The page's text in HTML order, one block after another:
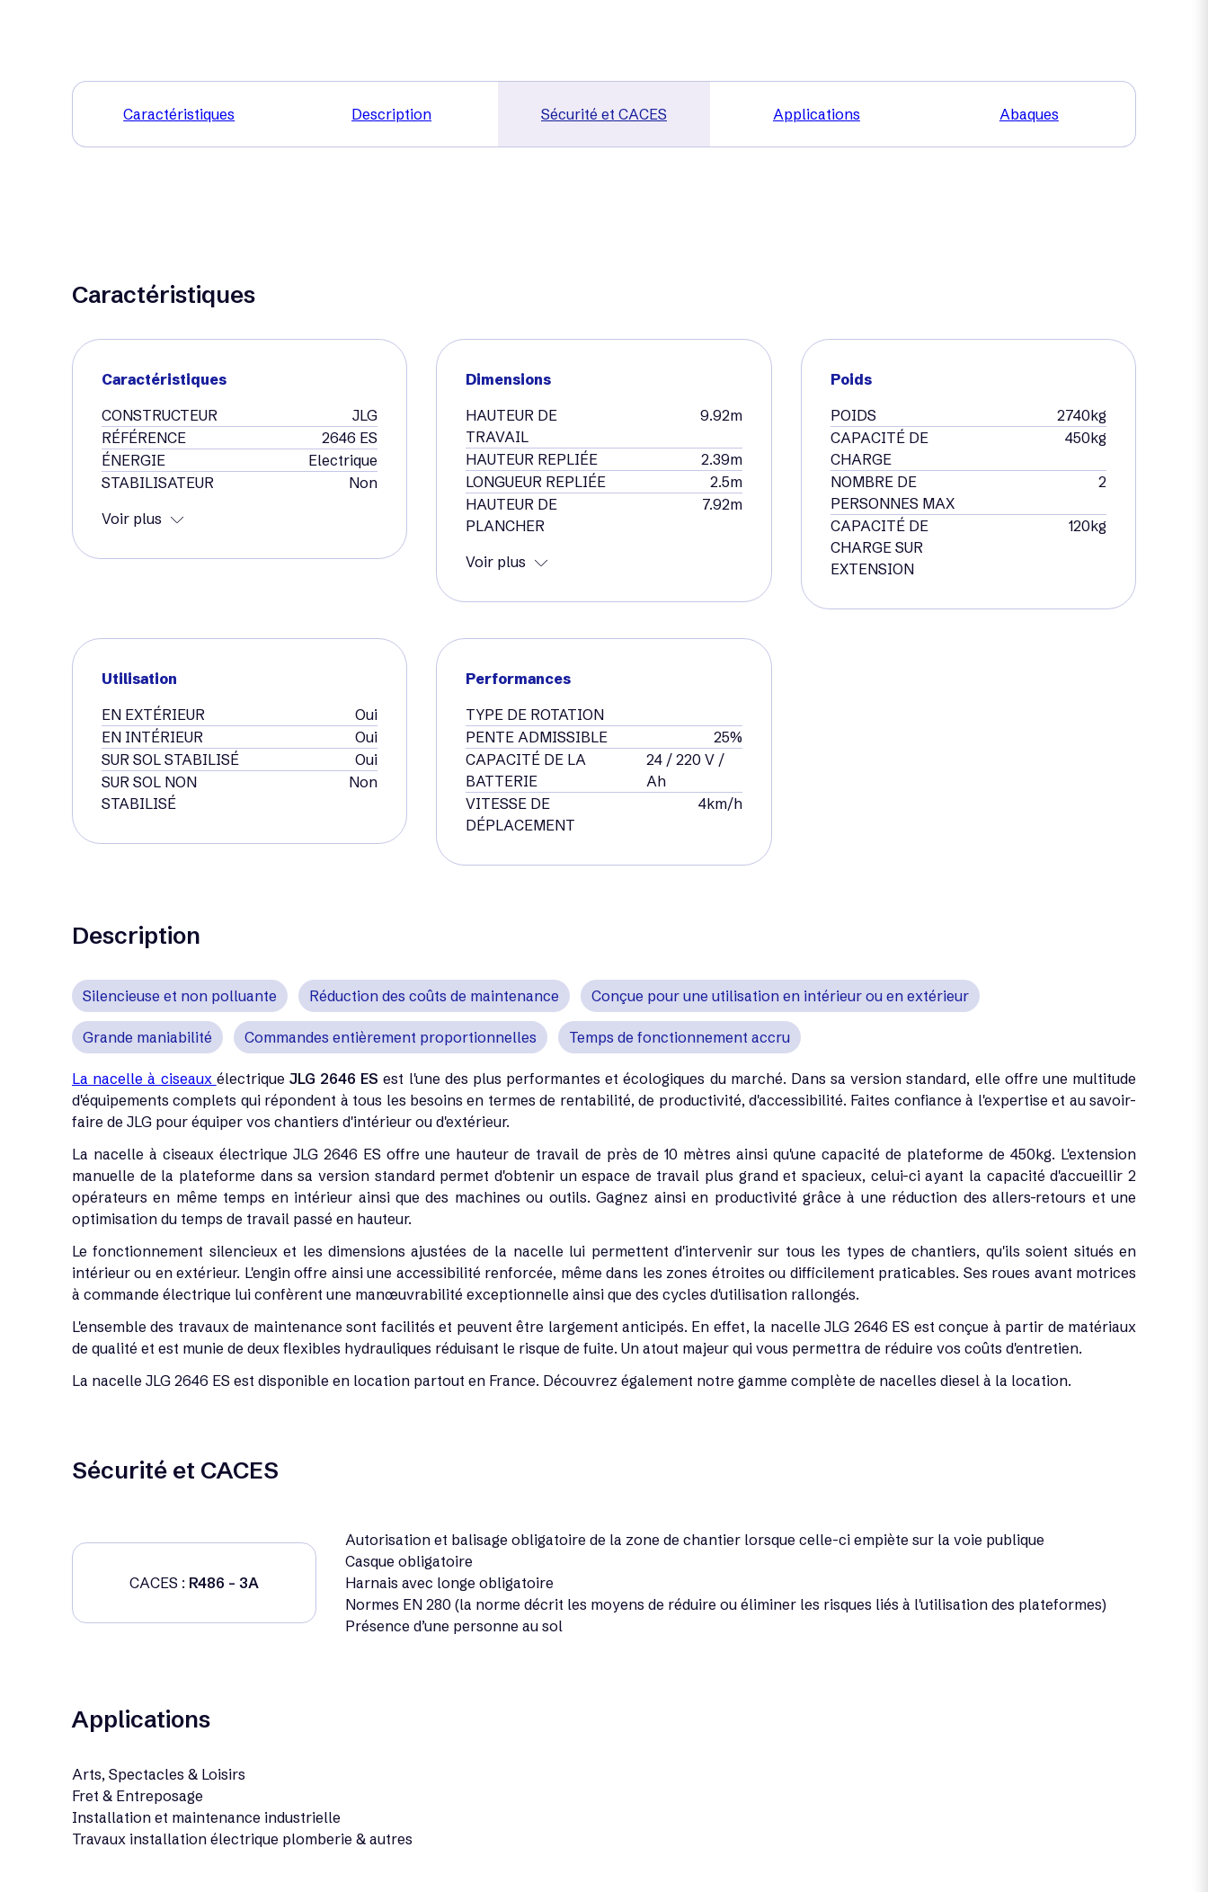
Caractéristiques Description Sécurité et CACES Applications Abaques
Caractéristiques
Caractéristiques
CONSTRUCTEUR
JLG
RÉFÉRENCE
2646 ES
ÉNERGIE
Electrique
STABILISATEUR
Non
Voir plus
Dimensions
HAUTEUR DE
TRAVAIL
9.92m
HAUTEUR REPLIÉE
2.39m
LONGUEUR REPLIÉE
2.5m
HAUTEUR DE
PLANCHER
7.92m
Voir plus
Poids
POIDS
2740kg
CAPACITÉ DE
CHARGE
450kg
NOMBRE DE
PERSONNES MAX
2
CAPACITÉ DE
CHARGE SUR
EXTENSION
120kg
Utilisation
EN EXTÉRIEUR
Oui
EN INTÉRIEUR
Oui
SUR SOL STABILISÉ
Oui
SUR SOL NON
STABILISÉ
Non
Performances
TYPE DE ROTATION
PENTE ADMISSIBLE
25%
CAPACITÉ DE LA
BATTERIE
24 / 220 V /
Ah
VITESSE DE
DÉPLACEMENT
4km/h
Description
Silencieuse et non polluante Réduction des coûts de maintenance Conçue pour une utilisation en intérieur ou en extérieur
Grande maniabilité Commandes entièrement proportionnelles Temps de fonctionnement accru
La nacelle à ciseaux électrique JLG 2646 ES est l'une des plus performantes et écologiques du marché. Dans sa version standard, elle offre une multitude
d'équipements complets qui répondent à tous les besoins en termes de rentabilité, de productivité, d'accessibilité. Faites confiance à l'expertise et au savoir-
faire de JLG pour équiper vos chantiers d'intérieur ou d'extérieur.
La nacelle à ciseaux électrique JLG 2646 ES offre une hauteur de travail de près de 10 mètres ainsi qu'une capacité de plateforme de 450kg. L'extension
manuelle de la plateforme dans sa version standard permet d'obtenir un espace de travail plus grand et spacieux, celui-ci ayant la capacité d'accueillir 2
opérateurs en même temps en intérieur ainsi que des machines ou outils. Gagnez ainsi en productivité grâce à une réduction des allers-retours et une
optimisation du temps de travail passé en hauteur.
Le fonctionnement silencieux et les dimensions ajustées de la nacelle lui permettent d'intervenir sur tous les types de chantiers, qu'ils soient situés en
intérieur ou en extérieur. L'engin offre ainsi une accessibilité renforcée, même dans les zones étroites ou difficilement praticables. Ses roues avant motrices
à commande électrique lui confèrent une manœuvrabilité exceptionnelle ainsi que des cycles d'utilisation rallongés.
L'ensemble des travaux de maintenance sont facilités et peuvent être largement anticipés. En effet, la nacelle JLG 2646 ES est conçue à partir de matériaux
de qualité et est munie de deux flexibles hydrauliques réduisant le risque de fuite. Un atout majeur qui vous permettra de réduire vos coûts d'entretien.
La nacelle JLG 2646 ES est disponible en location partout en France. Découvrez également notre gamme complète de nacelles diesel à la location.
Sécurité et CACES
CACES : R486 - 3A
Autorisation et balisage obligatoire de la zone de chantier lorsque celle-ci empiète sur la voie publique
Casque obligatoire
Harnais avec longe obligatoire
Normes EN 280 (la norme décrit les moyens de réduire ou éliminer les risques liés à l'utilisation des plateformes)
Présence d’une personne au sol
Applications
Arts, Spectacles & Loisirs
Fret & Entreposage
Installation et maintenance industrielle
Travaux installation électrique plomberie & autres